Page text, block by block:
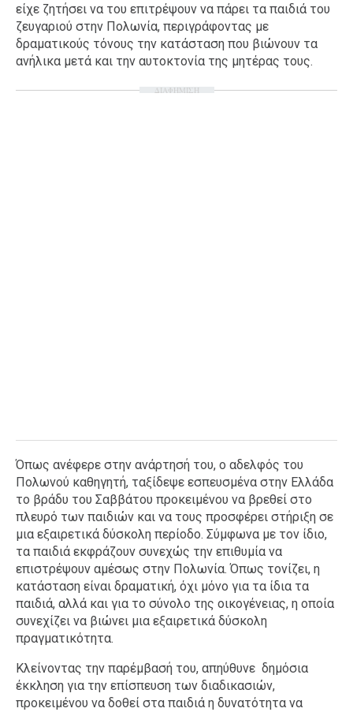
είχε ζητήσει να του επιτρέψουν να πάρει τα παιδιά του
ζευγαριού στην Πολωνία, περιγράφοντας με
δραματικούς τόνους την κατάσταση που βιώνουν τα
ανήλικα μετά και την αυτοκτονία της μητέρας τους.
ΔΙΑΦΗΜΙΣΗ
Όπως ανέφερε στην ανάρτησή του, ο αδελφός του
Πολωνού καθηγητή, ταξίδεψε εσπευσμένα στην Ελλάδα
το βράδυ του Σαββάτου προκειμένου να βρεθεί στο
πλευρό των παιδιών και να τους προσφέρει στήριξη σε
μια εξαιρετικά δύσκολη περίοδο. Σύμφωνα με τον ίδιο,
τα παιδιά εκφράζουν συνεχώς την επιθυμία να
επιστρέψουν αμέσως στην Πολωνία. Όπως τονίζει, η
κατάσταση είναι δραματική, όχι μόνο για τα ίδια τα
παιδιά, αλλά και για το σύνολο της οικογένειας, η οποία
συνεχίζει να βιώνει μια εξαιρετικά δύσκολη
πραγματικότητα.
Κλείνοντας την παρέμβασή του, απηύθυνε δημόσια
έκκληση για την επίσπευση των διαδικασιών,
προκειμένου να δοθεί στα παιδιά η δυνατότητα να